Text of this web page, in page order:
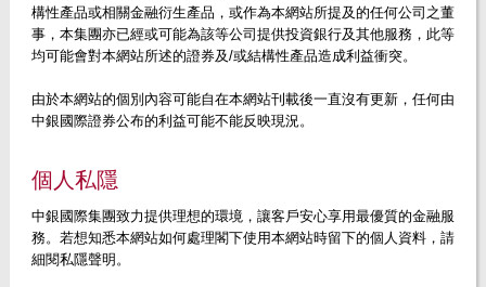
構性產品或相關金融衍生產品，或作為本網站所提及的任何公司之董
事，本集團亦已經或可能為該等公司提供投資銀行及其他服務，此等
均可能會對本網站所述的證券及/或結構性產品造成利益衝突。
由於本網站的個別內容可能自在本網站刊載後一直沒有更新，任何由
中銀國際證券公布的利益可能不能反映現況。
個人私隱
中銀國際集團致力提供理想的環境，讓客戶安心享用最優質的金融服
務。若想知悉本網站如何處理閣下使用本網站時留下的個人資料，請
細閱私隱聲明。